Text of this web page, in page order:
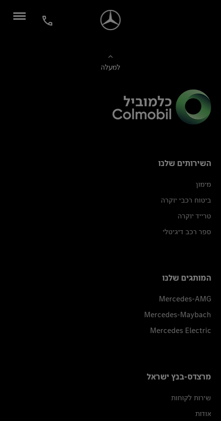
למעלה
השירותים שלנו
מימון
ביטוח רכבי יוקרה
טרייד יוקרה
ספר רכב דיגיטלי
המותגים שלנו
Mercedes-AMG
Mercedes-Maybach
Mercedes Electric
מרצדס-בנץ ישראל
שירות לקוחות
אודות